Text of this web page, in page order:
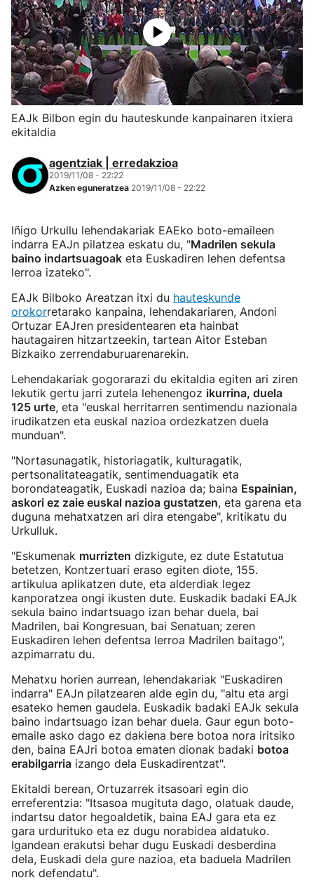
EAJk Bilbon egin du hauteskunde kanpainaren itxiera
ekitaldia
agentziak | erredakzioa
2019/11/08 - 22:22
Azken eguneratzea 2019/11/08 - 22:22
Iñigo Urkullu lehendakariak EAEko boto-emaileen
indarra EAJn pilatzea eskatu du, "Madrilen sekula
baino indartsuagoak eta Euskadiren lehen defentsa
lerroa izateko".
EAJk Bilboko Areatzan itxi du hauteskunde
orokorretarako kanpaina, lehendakariaren, Andoni
Ortuzar EAJren presidentearen eta hainbat
hautagairen hitzartzeekin, tartean Aitor Esteban
Bizkaiko zerrendaburuarenarekin.
Lehendakariak gogorarazi du ekitaldia egiten ari ziren
lekutik gertu jarri zutela lehenengoz ikurrina, duela
125 urte, eta "euskal herritarren sentimendu nazionala
irudikatzen eta euskal nazioa ordezkatzen duela
munduan".
"Nortasunagatik, historiagatik, kulturagatik,
pertsonalitateagatik, sentimenduagatik eta
borondateagatik, Euskadi nazioa da; baina Espainian,
askori ez zaie euskal nazioa gustatzen, eta garena eta
duguna mehatxatzen ari dira etengabe", kritikatu du
Urkulluk.
"Eskumenak murrizten dizkigute, ez dute Estatutua
betetzen, Kontzertuari eraso egiten diote, 155.
artikulua aplikatzen dute, eta alderdiak legez
kanporatzea ongi ikusten dute. Euskadik badaki EAJk
sekula baino indartsuago izan behar duela, bai
Madrilen, bai Kongresuan, bai Senatuan; zeren
Euskadiren lehen defentsa lerroa Madrilen baitago",
azpimarratu du.
Mehatxu horien aurrean, lehendakariak "Euskadiren
indarra" EAJn pilatzearen alde egin du, "altu eta argi
esateko hemen gaudela. Euskadik badaki EAJk sekula
baino indartsuago izan behar duela. Gaur egun boto-
emaile asko dago ez dakiena bere botoa nora iritsiko
den, baina EAJri botoa ematen dionak badaki botoa
erabilgarria izango dela Euskadirentzat".
Ekitaldi berean, Ortuzarrek itsasoari egin dio
erreferentzia: "Itsasoa mugituta dago, olatuak daude,
indartsu dator hegoaldetik, baina EAJ gara eta ez
gara urdurituko eta ez dugu norabidea aldatuko.
Igandean erakutsi behar dugu Euskadi desberdina
dela, Euskadi dela gure nazioa, eta baduela Madrilen
nork defendatu".